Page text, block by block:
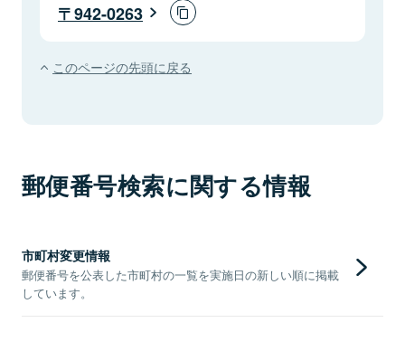
942-0263
このページの先頭に戻る
郵便番号検索に関する情報
市町村変更情報
郵便番号を公表した市町村の一覧を実施日の新しい順に掲載
しています。